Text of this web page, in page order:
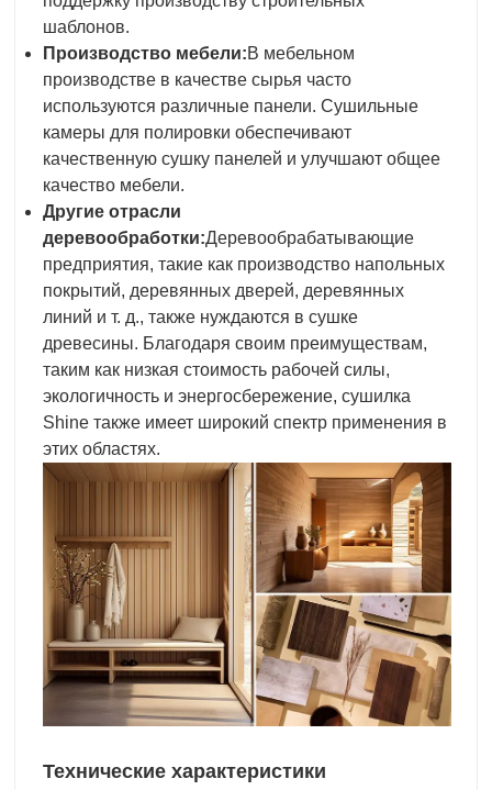
шаблонов.
Производство мебели:В мебельном
производстве в качестве сырья часто
используются различные панели. Сушильные
камеры для полировки обеспечивают
качественную сушку панелей и улучшают общее
качество мебели.
Другие отрасли
деревообработки:Деревообрабатывающие
предприятия, такие как производство напольных
покрытий, деревянных дверей, деревянных
линий и т. д., также нуждаются в сушке
древесины. Благодаря своим преимуществам,
таким как низкая стоимость рабочей силы,
экологичность и энергосбережение, сушилка
Shine также имеет широкий спектр применения в
этих областях.
Технические характеристики